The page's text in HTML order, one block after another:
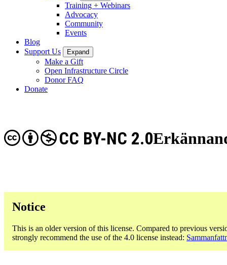
Training + Webinars
Advocacy
Community
Events
Blog
Support Us
Expand
Make a Gift
Open Infrastructure Circle
Donor FAQ
Donate
CC BY-NC 2.0
Notice
This is an older version of this license. Compared to previous
strongly recommend the use of the 4.0 license instead: